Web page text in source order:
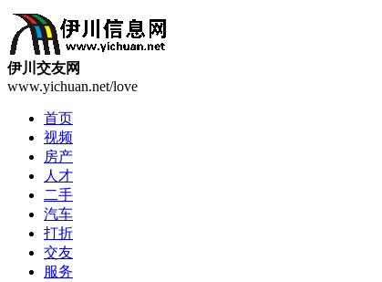
伊川交友网
www.yichuan.net/love
首页
视频
房产
人才
二手
汽车
打折
交友
服务